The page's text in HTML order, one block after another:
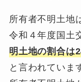
所有者不明土地
令和４年度国土
明土地の割合は
と言われていま